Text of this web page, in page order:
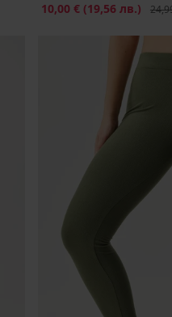
Намаление
10,00 € (19,56 лв.)